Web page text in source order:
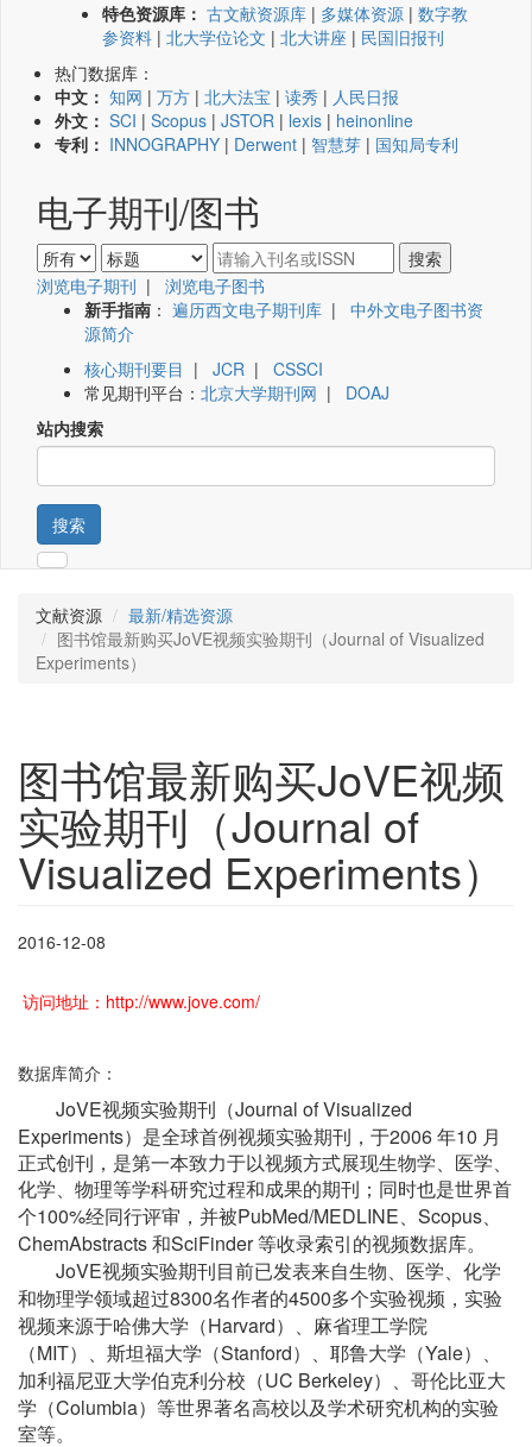
特色资源库： 古文献资源库 | 多媒体资源 | 数字教
参资料 | 北大学位论文 | 北大讲座 | 民国旧报刊
热门数据库：
中文： 知网 | 万方 | 北大法宝 | 读秀 | 人民日报
外文： SCI | Scopus | JSTOR | lexis | heinonline
专利： INNOGRAPHY | Derwent | 智慧芽 | 国知局专利
电子期刊/图书
浏览电子期刊 | 浏览电子图书
新手指南 ： 遍历西文电子期刊库 | 中外文电子图书资
源简介
核心期刊要目 | JCR | CSSCI
常见期刊平台： 北京大学期刊网 | DOAJ
站内搜索
搜索
文献资源
最新/精选资源
图书馆最新购买JoVE视频实验期刊（Journal of Visualized
Experiments）
图书馆最新购买JoVE视频
实验期刊（Journal of
Visualized Experiments）
2016-12-08
访问地址：http://www.jove.com/
数据库简介：
JoVE视频实验期刊（Journal of Visualized
Experiments）是全球首例视频实验期刊，于2006 年10 月
正式创刊，是第一本致力于以视频方式展现生物学、医学、
化学、物理等学科研究过程和成果的期刊；同时也是世界首
个100%经同行评审，并被PubMed/MEDLINE Scopus
ChemAbstracts 和SciFinder等收录索引的视频数据库。
JoVE视频实验期刊目前已发表来自生物、医学、化学
和物理学领域超过8300名作者的4500多个实验视频，实验
视频来源于哈佛大学（Harvard）、麻省理工学院
（MIT）、斯坦福大学（Stanford）、耶鲁大学（Yale）、
加利福尼亚大学伯克利分校（UC Berkeley）、哥伦比亚大
学（Columbia）等世界著名高校以及学术研究机构的实验
室等。